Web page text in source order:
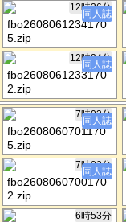
12時36分
fbo2608061234170
5.zip
同人誌
12時34分
fbo2608061233170
2.zip
同人誌
7時03分
fbo2608060701170
5.zip
同人誌
7時02分
fbo2608060700170
2.zip
同人誌
6時53分